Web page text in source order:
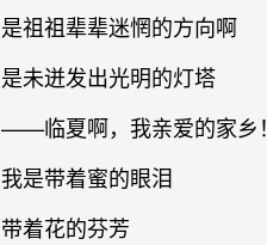
是祖祖辈辈迷惘的方向啊
是未迸发出光明的灯塔
——临夏啊，我亲爱的家乡！
我是带着蜜的眼泪
带着花的芬芳